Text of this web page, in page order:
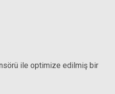
ile optimize edilmiş bir